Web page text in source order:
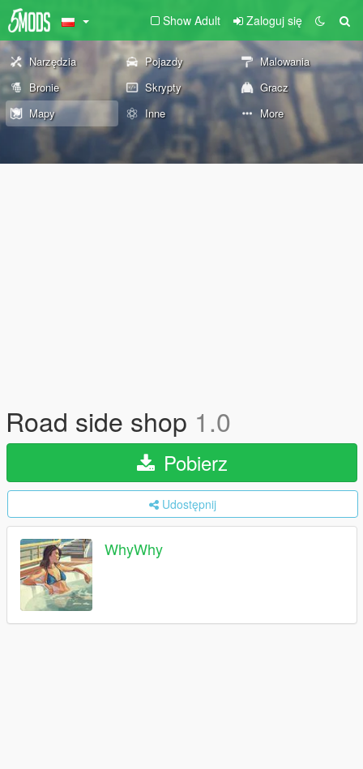
Show Adult Zaloguj się
Narzędzia Pojazdy
Malowania
Bronie
Skrypty
Gracz
Mapy
Inne More
Road side shop 1.0
Pobierz
Udostępnij
WhyWhy